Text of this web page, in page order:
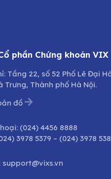
phần Chứng khoán VIX
Tầng 22, số 52 Phố Lê Đại
Trưng, Thành phố Hà Nội.
đồ
(024) 4456 8888
3978 5379 – (024) 3978
support@vixs.vn